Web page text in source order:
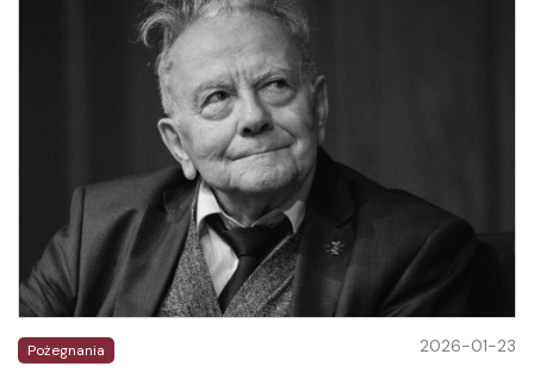
Pożegnania 2026-01-23